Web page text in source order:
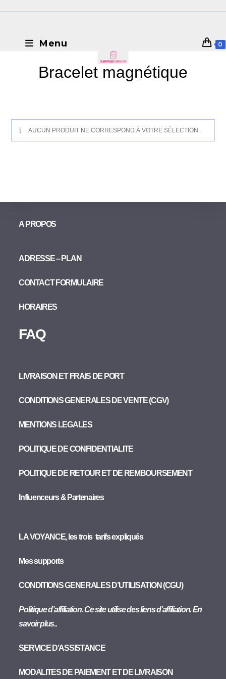
Menu 0
Bracelet magnétique
AUCUN PRODUIT NE CORRESPOND À VOTRE SÉLECTION.
A PROPOS
ADRESSE – PLAN
CONTACT FORMULAIRE
HORAIRES
FAQ
LIVRAISON ET FRAIS DE PORT
CONDITIONS GENERALES DE VENTE (CGV)
MENTIONS LEGALES
POLITIQUE DE CONFIDENTIALITE
POLITIQUE DE RETOUR ET DE REMBOURSEMENT
Influenceurs & Partenaires
LA VOYANCE, les trois tarifs expliqués
Mes supports
CONDITIONS GENERALES D’UTILISATION (CGU)
Politique d’affiliation. Ce site utilise des liens d’affiliation. En
savoir plus..
SERVICE D’ASSISTANCE
MODALITES DE PAIEMENT ET DE LIVRAISON